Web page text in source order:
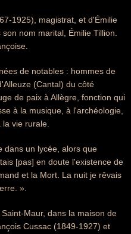
1925), magistrat, et d'Émilie
nom marital, Émilie Tillion.
de notables : hommes de
(Cantal) du côté
de paix à Allègre, fonction qui
à la musique, à l'archéologie,
vie rurale.
dans un lycée, alors que
[pas] en doute l'existence de
et la Mort. La nuit je rêvais
».
Maur, dans la maison de
Cussac (1849-1927) et